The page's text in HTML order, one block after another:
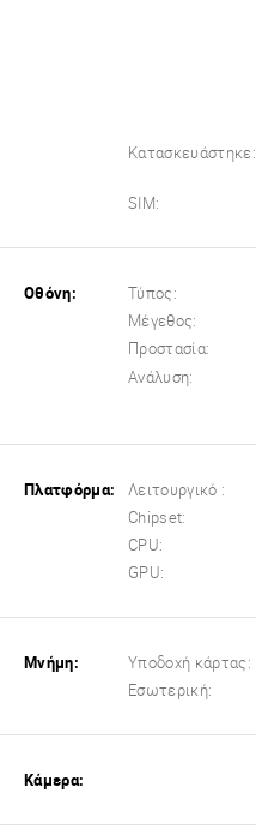
Κατασκευάστηκε:
SIM:
Οθόνη: Τύπος:
Μέγεθος:
Προστασία:
Ανάλυση:
Πλατφόρμα: Λειτουργικό :
Chipset:
CPU:
GPU:
Μνήμη: Υποδοχή κάρτας:
Εσωτερική:
Κάμερα: